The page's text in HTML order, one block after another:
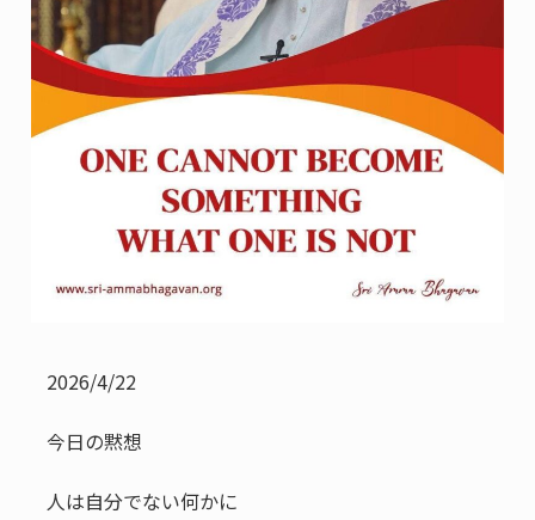
2026/4/22
今日の黙想
人は自分でない何かに